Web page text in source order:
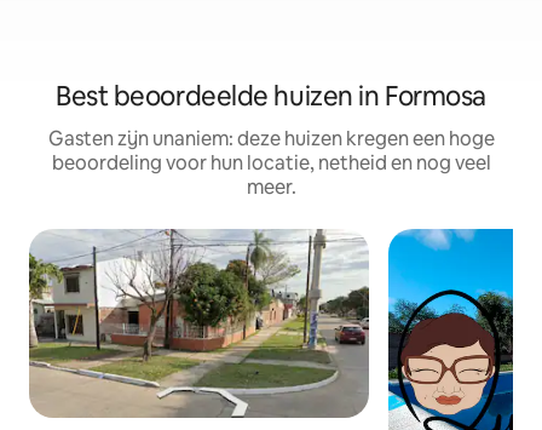
Best beoordeelde huizen in Formosa
Gasten zijn unaniem: deze huizen kregen een hoge
beoordeling voor hun locatie, netheid en nog veel
meer.